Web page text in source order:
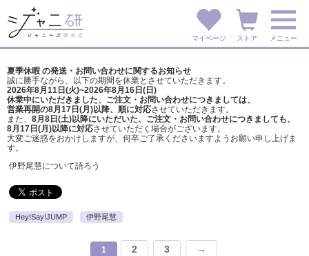
マイページ ストア メニュー
夏季休暇 の発送・お問い合わせに関するお知らせ
誠に勝手ながら、以下の期間を休業とさせていただきます。
2026年8月11日(火)~2026年8月16日(日)
休業中にいただきました、ご注文・お問い合わせにつきましては、
営業再開の8月17日(月)以降、順に対応させていただきます。
また、 8月8日(土)以降にいただいた、ご注文・ お問い合わせにつきましても、
8月17日(月)以降に対応させていただく場合がございます。
大変ご迷惑をおかけしますが、 何卒ご了承くださいますようお願い申し上げま
す。
伊野尾慧について語ろう
Hey!Say!JUMP 伊野尾慧
1 2 3 →